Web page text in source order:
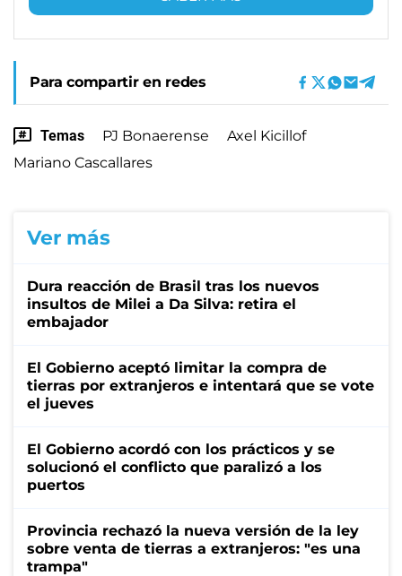
Para compartir en redes
Temas PJ Bonaerense
Axel Kicillof
Mariano Cascallares
Ver más
Dura reacción de Brasil tras los nuevos
insultos de Milei a Da Silva: retira el
embajador
El Gobierno aceptó limitar la compra de
tierras por extranjeros e intentará que se vote
el jueves
El Gobierno acordó con los prácticos y se
solucionó el conflicto que paralizó a los
puertos
Provincia rechazó la nueva versión de la ley
sobre venta de tierras a extranjeros: "es una
trampa"